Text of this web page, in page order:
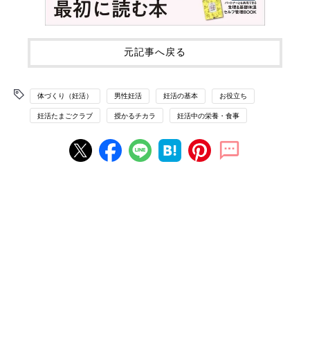
元記事へ戻る
体づくり（妊活） 男性妊活 妊活の基本 お役立ち
妊活たまごクラブ 授かるチカラ 妊活中の栄養・食事